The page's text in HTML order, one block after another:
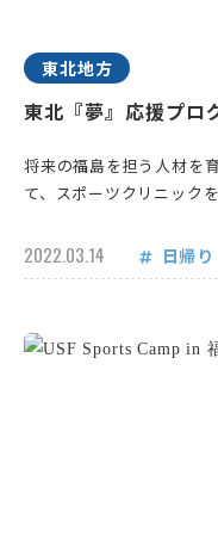
東北地方
東北『夢』応援プロ
将来の福島を担う人材を
て、スポーツクリニック
2022.03.14 日帰り